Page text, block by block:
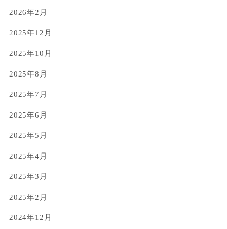
2026年2月
2025年12月
2025年10月
2025年8月
2025年7月
2025年6月
2025年5月
2025年4月
2025年3月
2025年2月
2024年12月